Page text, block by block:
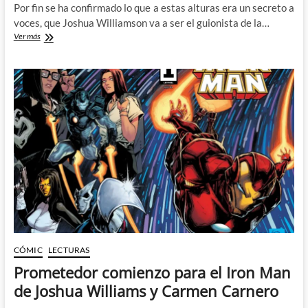
Por fin se ha confirmado lo que a estas alturas era un secreto a
voces, que Joshua Williamson va a ser el guionista de la…
Ver másVuelve
de
Superheroes
con
Joshua
Williamson
Hayden
Sherman
CÓMIC LECTURAS
Prometedor comienzo para el Iron Man
de Joshua Williams y Carmen Carnero